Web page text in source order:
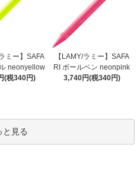
ミー】SAFA
neonyellow
(税340円)
【LAMY/ラミー】SAFA
RI ボールペン neonpink
3,740円(税340円)
と見る